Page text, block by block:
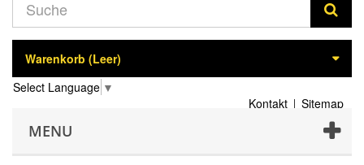
Warenkorb (Leer)
Select Language ▼
Kontakt
Sitemap
MENU